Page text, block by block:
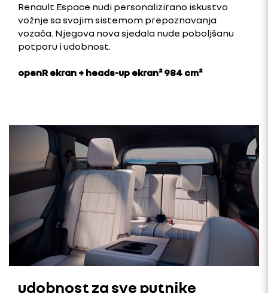
Renault Espace nudi personalizirano iskustvo
vožnje sa svojim sistemom prepoznavanja
vozača. Njegova nova sjedala nude poboljšanu
potporu i udobnost.
openR ekran + heads-up ekran² 984 cm²
udobnost za sve putnike